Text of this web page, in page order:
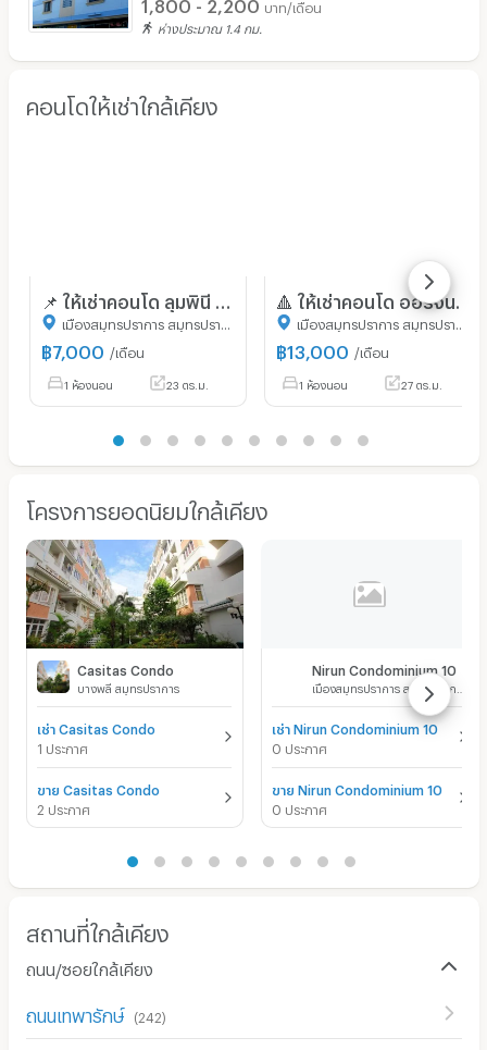
บาท/เดือน
ห่างประมาณ 1.4 กม.
คอนโดให้เช่าใกล้เคียง
฿7,000 /เดือน
1 ห้องนอน 23 ตร.ม.
฿13,000 /เดือน
1 ห้องนอน 27 ตร.ม.
โครงการยอดนิยมใกล้เคียง
Casitas Condo
บางพลี สมุทรปราการ
เช่า Casitas Condo
1 ประกาศ
ขาย Casitas Condo
2 ประกาศ
Nirun Condominium 10
เช่า Nirun Condominium 10
0 ประกาศ
ขาย Nirun Condominium 10
0 ประกาศ
สถานที่ใกล้เคียง
ถนน/ซอยใกล้เคียง
ถนนเทพารักษ์ (242)